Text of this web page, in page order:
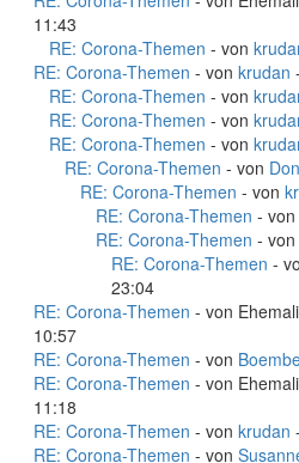
11:43
RE: Corona-Themen - von
RE: Corona-Themen - von krudan
RE: Corona-Themen - von
RE: Corona-Themen - von
RE: Corona-Themen - von
RE: Corona-Themen - von
RE: Corona-Themen - von
RE: Corona-Themen - von
RE: Corona-Themen - von
RE: Corona-Themen -
23:04
RE: Corona-Themen - von
10:57
RE: Corona-Themen - von
RE: Corona-Themen - von
11:18
RE: Corona-Themen - von krudan
RE: Corona-Themen - von